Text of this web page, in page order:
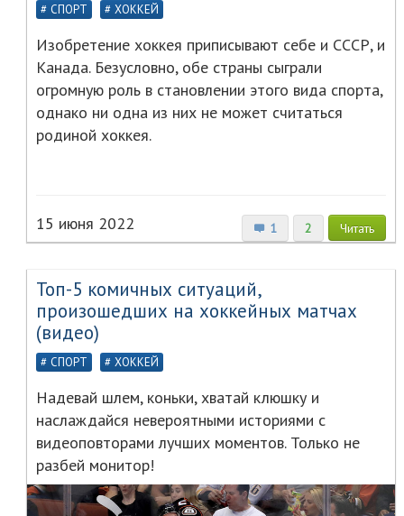
СПОРТ ХОККЕЙ
Изобретение хоккея приписывают себе и СССР, и
Канада. Безусловно, обе страны сыграли
огромную роль в становлении этого вида спорта,
однако ни одна из них не может считаться
родиной хоккея.
1 2 Читать
15 июня 2022
Топ-5 комичных ситуаций,
произошедших на хоккейных матчах
(видео)
СПОРТ ХОККЕЙ
Надевай шлем, коньки, хватай клюшку и
наслаждайся невероятными историями с
видеоповторами лучших моментов. Только не
разбей монитор!